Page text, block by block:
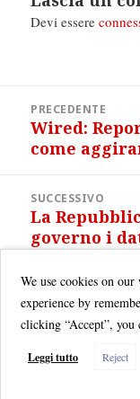
Devi essere
articoliPRECEDENTE
Articolo
precedente:
Wired:
come
SUCCESSIVO
Articolo
successivo:
La
governo i
We use cookies on
experience by
clicking “Accept”,
Leggi tutto Reject